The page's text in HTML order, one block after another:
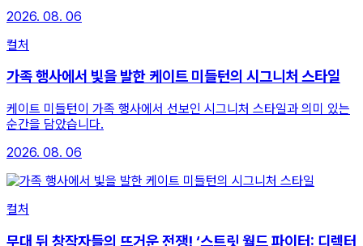
2026. 08. 06
컬처
가족 행사에서 빛을 발한 케이트 미들턴의 시그니처 스타일
케이트 미들턴이 가족 행사에서 선보인 시그니처 스타일과 의미 있는
순간을 담았습니다.
2026. 08. 06
컬처
무대 뒤 창작자들의 뜨거운 전쟁! ‘스트릿 월드 파이터: 디렉터